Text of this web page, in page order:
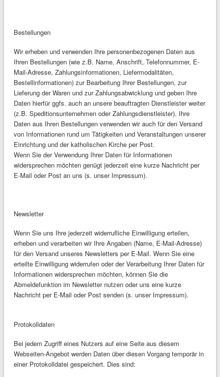
Bestellungen
Wir erheben und verwenden Ihre personenbezogenen Daten aus
Ihren Bestellungen (wie z.B. Name, Anschrift, Telefonnummer, E-
Mail-Adresse, Zahlungsinformationen, Liefermodalitäten,
Bestellinformationen) zur Bearbeitung Ihrer Bestellungen, zur
Lieferung der Waren und zur Zahlungsabwicklung und geben Ihre
Daten hierfür ggfs. auch an unsere beauftragten Dienstleister weiter
(z.B. Speditionsunternehmen oder Zahlungsdienstleister). Ihre
Daten aus Ihren Bestellungen verwenden wir auch für den Versand
von Informationen rund um Tätigkeiten und Veranstaltungen unserer
Einrichtung und der katholischen Kirche per Post.
Wenn Sie der Verwendung Ihrer Daten für Informationen
widersprechen möchten genügt jederzeit eine kurze Nachricht per
E-Mail oder Post an uns (s. unser Impressum).
Newsletter
Wenn Sie uns Ihre jederzeit widerrufliche Einwilligung erteilen,
erheben und verarbeiten wir Ihre Angaben (Name, E-Mail-Adresse)
für den Versand unseres Newsletters per E-Mail. Wenn Sie eine
erteilte Einwilligung widerrufen oder der Verarbeitung Ihrer Daten für
Informationen widersprechen möchten, können Sie die
Abmeldefunktion im Newsletter nutzen oder uns eine kurze
Nachricht per E-Mail oder Post senden (s. unser Impressum).
Protokolldaten
Bei jedem Zugriff eines Nutzers auf eine Seite aus diesem
Webseiten-Angebot werden Daten über diesen Vorgang temporär in
einer Protokolldatei gespeichert. Dies sind: